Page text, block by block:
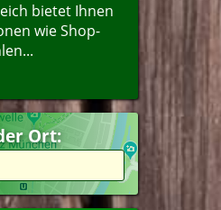
bietet Ihnen
wie Shop-
Ort: